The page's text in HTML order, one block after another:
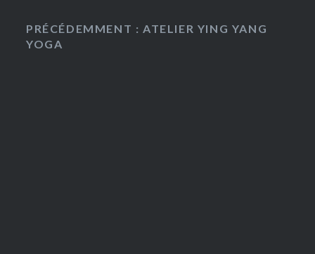
PRÉCÉDEMMENT : ATELIER YING YANG
YOGA